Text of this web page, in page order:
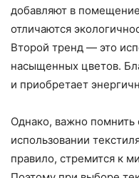
добавляют в
отличаются
Второй тренд — это
насыщенных цветов.
и приобретает
Однако, важно помнить
использовании
правило, стремится к